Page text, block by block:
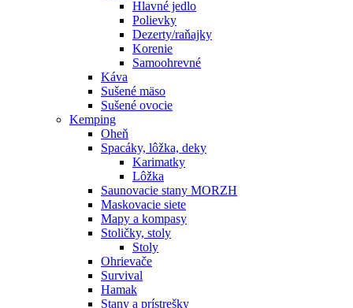
Hlavné jedlo
Polievky
Dezerty/raňajky
Korenie
Samoohrevné
Káva
Sušené mäso
Sušené ovocie
Kemping
Oheň
Spacáky, lôžka, deky
Karimatky
Lôžka
Saunovacie stany MORZH
Maskovacie siete
Mapy a kompasy
Stoličky, stoly
Stoly
Ohrievače
Survival
Hamak
Stany a prístrešky